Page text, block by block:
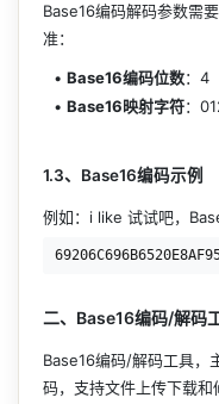
Base16编码解码参数需
准：
Base16编码位数：4
Base16映射字符：
1.3、Base16编码示例
例如：i like 试试吧，
二、Base16编码/解码
Base16编码/解码工具，
码，支持文件上传下载